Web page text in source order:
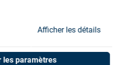
Afficher les détails
les paramètres